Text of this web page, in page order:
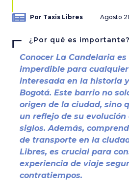
Por Taxis Libres Agosto
¿Por qué es importante?
Conocer La Candelaria
imperdible para
interesada en la historia
Bogotá. Este barrio no
origen de la ciudad, sino
un reflejo de su evolución
siglos. Además,
de transporte en la
Libres, es crucial para
experiencia de viaje
contratiempos.